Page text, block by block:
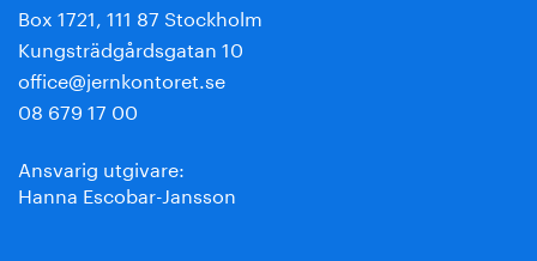
Box 1721, 111 87 Stockholm
Kungsträdgårdsgatan 10
office@jernkontoret.se
08 679 17 00
Ansvarig utgivare:
Hanna Escobar-Jansson